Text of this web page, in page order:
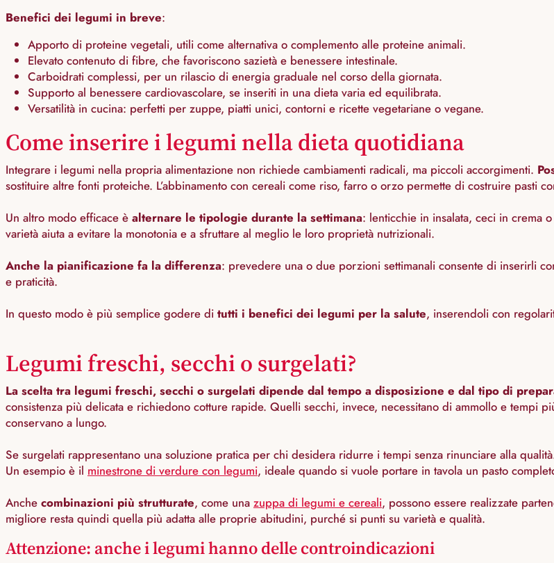
Benefici dei legumi in breve:
Apporto di proteine ​​vegetali, utili come alternativa o complemento alle proteine ​​animali.
Elevato contenuto di fibre, che favoriscono sazietà e benessere intestinale.
Carboidrati complessi, per un rilascio di energia graduale nel corso della giornata.
Supporto al benessere cardiovascolare, se inseriti in una dieta varia ed equilibrata.
Versatilità in cucina: perfetti per zuppe, piatti unici, contorni e ricette vegetariane o vegane.
Come inserire i legumi nella dieta quotidiana
Integrare i legumi nella propria alimentazione non richiede cambiamenti radicali, ma piccoli accorgimenti.
sostituire altre fonti proteiche. L’abbinamento con cereali come riso, farro o orzo permette di costruire pasti
Un altro modo efficace è alternare le tipologie durante la settimana: lenticchie in insalata, ceci in crema
varietà aiuta a evitare la monotonia e a sfruttare al meglio le loro proprietà nutrizionali.
Anche la pianificazione fa la differenza: prevedere una o due porzioni settimanali consente di inserirli
e praticità.
In questo modo è più semplice godere di tutti i benefici dei legumi per la salute, inserendoli con
Legumi freschi, secchi o surgelati?
La scelta tra legumi freschi, secchi o surgelati dipende dal tempo a disposizione e dal tipo di
consistenza più delicata e richiedono cotture rapide. Quelli secchi, invece, necessitano di ammollo e tempi
conservano a lungo.
Se surgelati rappresentano una soluzione pratica per chi desidera ridurre i tempi senza rinunciare alla
Un esempio è il minestrone di verdure con legumi, ideale quando si vuole portare in tavola un pasto
Anche combinazioni più strutturate, come una zuppa di legumi e cereali, possono essere realizzate
migliore resta quindi quella più adatta alle proprie abitudini, purché si punti su varietà e qualità.
Attenzione: anche i legumi hanno delle controindicazioni